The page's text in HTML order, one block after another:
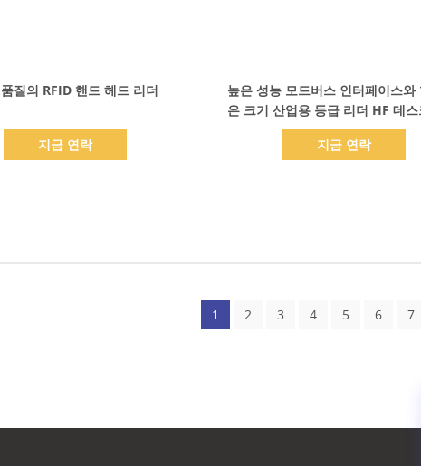
질의 RFID 핸드 헤드 리더
지금 연락
높은 성능 모드버스 인터페이스와
은 크기 산업용 등급 리더 HF 데스
더
지금 연락
1 2 3 4 5 6 7